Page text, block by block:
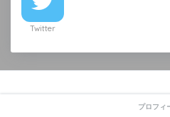
Twitter
プロフィ